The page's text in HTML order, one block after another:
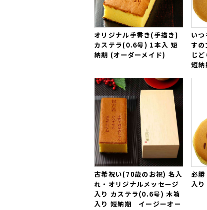
オリジナル手書き(手描き)
カステラ(0.6号) 1本入 短
納期 (オーダーメイド)
い
すの
じ
短納
古希祝い(70歳のお祝) 名入
れ・オリジナルメッセージ
入り カステラ(0.6号) 木箱
入り 短納期 イージーオー
必
入